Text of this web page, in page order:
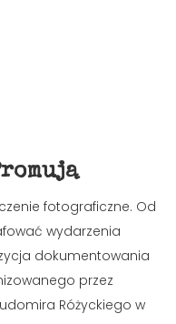
fotograficzne. Od
wydarzenia
dokumentowania
przez
Różyckiego w